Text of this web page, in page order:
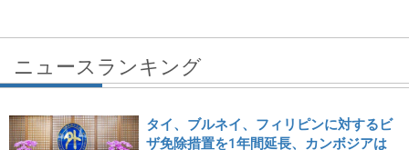
ニュースランキング
タイ、ブルネイ、フィリピンに対するビ
ザ免除措置を1年間延長、カンボジアは